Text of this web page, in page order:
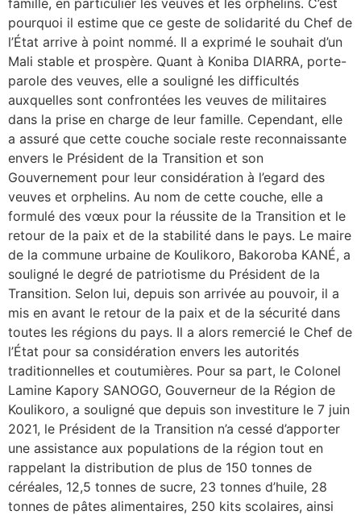
pourquoi il estime que ce geste de solidarité du Chef de
l’État arrive à point nommé. Il a exprimé le souhait d’un
Mali stable et prospère. Quant à Koniba DIARRA, porte-
parole des veuves, elle a souligné les difficultés
auxquelles sont confrontées les veuves de militaires
dans la prise en charge de leur famille. Cependant, elle
a assuré que cette couche sociale reste reconnaissante
envers le Président de la Transition et son
Gouvernement pour leur considération à l’egard des
veuves et orphelins. Au nom de cette couche, elle a
formulé des vœux pour la réussite de la Transition et le
retour de la paix et de la stabilité dans le pays. Le maire
de la commune urbaine de Koulikoro, Bakoroba KANÉ, a
souligné le degré de patriotisme du Président de la
Transition. Selon lui, depuis son arrivée au pouvoir, il a
mis en avant le retour de la paix et de la sécurité dans
toutes les régions du pays. Il a alors remercié le Chef de
l’État pour sa considération envers les autorités
traditionnelles et coutumières. Pour sa part, le Colonel
Lamine Kapory SANOGO, Gouverneur de la Région de
Koulikoro, a souligné que depuis son investiture le 7 juin
2021, le Président de la Transition n’a cessé d’apporter
une assistance aux populations de la région tout en
rappelant la distribution de plus de 150 tonnes de
céréales, 12,5 tonnes de sucre, 23 tonnes d’huile, 28
tonnes de pâtes alimentaires, 250 kits scolaires, ainsi